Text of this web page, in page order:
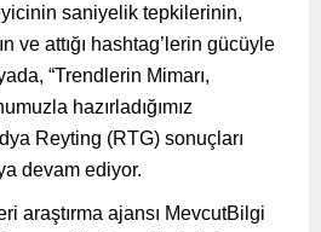
saniyelik tepkilerinin,
ve attığı hashtag’lerin gücüyle
“Trendlerin Mimarı,
hazırladığımız
Reyting (RTG) sonuçları
devam ediyor.
araştırma ajansı MevcutBilgi